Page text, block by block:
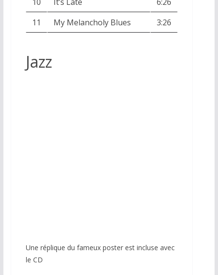
11
My Melancholy Blues 3:26
Jazz
Une réplique du fameux poster est incluse avec
le CD